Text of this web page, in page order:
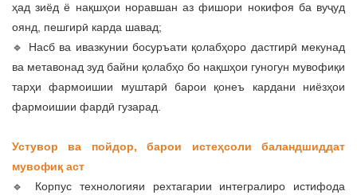
ҳад зиёд ё нақшҳои норавшан аз фишори нокифоя ба вуҷуд
оянд, пешгирӣ карда шавад;
🔹 Насб ва ивазкунии босуръати қолабҳоро дастгирӣ мекунад
ва метавонад зуд байни қолабҳо бо нақшҳои гуногун мувофиқи
тарҳи фармоишии муштарӣ барои қонеъ кардани ниёзҳои
фармоишии фардӣ гузарад.
Устувор ва пойдор, барои истеҳсоли баландшиддат
мувофиқ аст
🔹 Корпус технологияи рехтагарии интегралиро истифода